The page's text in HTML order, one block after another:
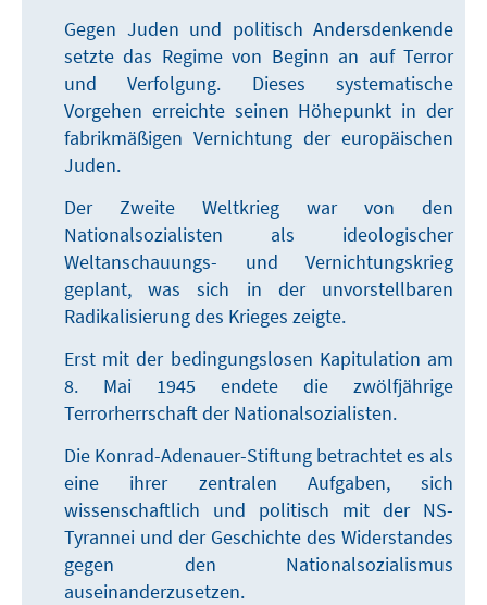
Gegen Juden und politisch Andersdenkende
setzte das Regime von Beginn an auf Terror
und Verfolgung. Dieses systematische
Vorgehen erreichte seinen Höhepunkt in der
fabrikmäßigen Vernichtung der europäischen
Juden.
Der Zweite Weltkrieg war von den
Nationalsozialisten als ideologischer
Weltanschauungs- und Vernichtungskrieg
geplant, was sich in der unvorstellbaren
Radikalisierung des Krieges zeigte.
Erst mit der bedingungslosen Kapitulation am
8. Mai 1945 endete die zwölfjährige
Terrorherrschaft der Nationalsozialisten.
Die Konrad-Adenauer-Stiftung betrachtet es als
eine ihrer zentralen Aufgaben, sich
wissenschaftlich und politisch mit der NS-
Tyrannei und der Geschichte des Widerstandes
gegen den Nationalsozialismus
auseinanderzusetzen.